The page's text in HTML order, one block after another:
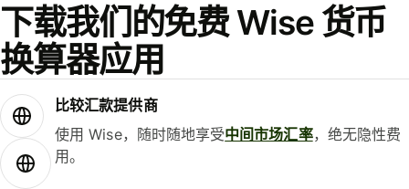
下载我们的免费 Wise 货币
换算器应用
比较汇款提供商
使用 Wise，随时随地享受中间市场汇率，绝无隐性费
用。